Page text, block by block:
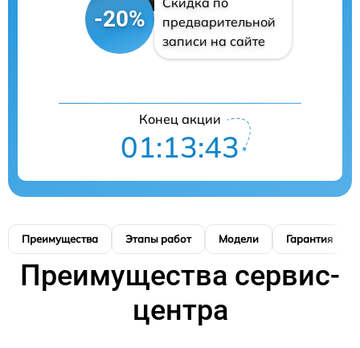
-20%
предварительной
записи на сайте
Конец акции
01:13:42
Преимущества Этапы работ Модели Гарантия
Преимущества сервис-
центра